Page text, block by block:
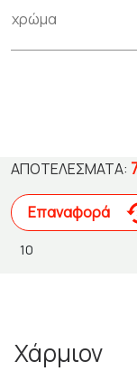
ΑΠΟΤΕΛΈΣΜΑΤΑ:
Επαναφορά
Χάρμιον